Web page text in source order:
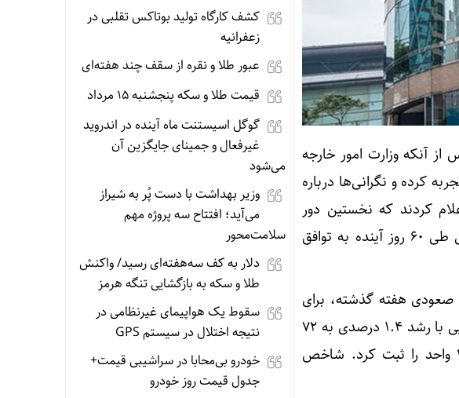
از آنکه وزارت امور خارجه
کرده و نگرانی‌ها درباره
کردند که نخستین دور
مذاکرات به پایان رسیده و طرفین درباره نقشه راه دستیابی به توافق نهایی طی ۶۰ روز آینده به توافق
ژاپن در ادامه روند صعودی هفته گذشته، برای
نخستین بار از سطح ۷۲ هزار واحد عبور کرد. این شاخص در معاملات ابتدایی با رشد ۱.۴ درصدی به ۷۲
هزار و ۲۴۷.۲۱ واحد رسید و در جریان معاملات رکورد ۷۲ هزار و ۲۶۹.۶۴ واحد را ثبت کرد. شاخص
کشف کارگاه تولید بوتاکس تقلبی در
زعفرانیه
عبور طلا و نقره از سقف چند هفته‌ای
قیمت طلا و سکه پنجشنبه 15 مرداد
گوگل اسیستنت ماه آینده در اندروید
غیرفعال و جمینای جایگزین آن
می‌شود
وزیر بهداشت با دست پُر به شیراز
می‌آید؛ افتتاح سه پروژه مهم
سلامت‌محور
دلار به کف سه‌هفته‌ای رسید/ واکنش
طلا و سکه به بازگشایی تنگه هرمز
سقوط یک هواپیمای غیرنظامی در
نتیجه اختلال در سیستم‌ GPS
خودرو بی‌محابا در سراشیبی قیمت+
جدول قیمت روز خودرو